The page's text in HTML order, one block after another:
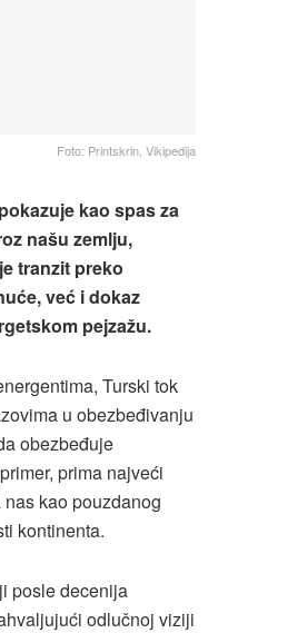
Foto: Printskrin, Vikipedija
kao spas za
našu zemlju,
tranzit preko
već i dokaz
pejzažu.
Turski tok
u obezbeđivanju
obezbeđuje
prima najveći
kao pouzdanog
kontinenta.
posle decenija
odlučnoj viziji